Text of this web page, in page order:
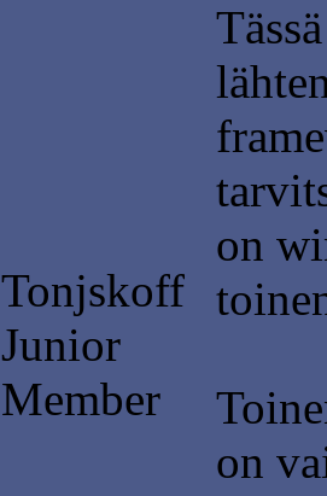
Tonjskoff
Junior
Member
on
on